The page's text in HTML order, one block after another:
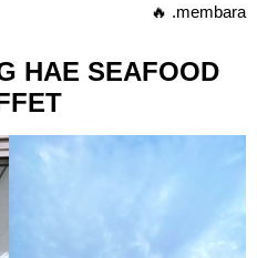
membara. 🔥
HAE SEAFOOD